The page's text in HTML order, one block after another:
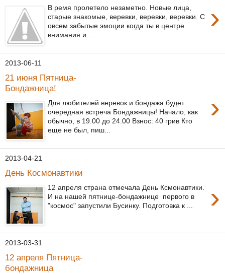
›
В ремя пролетело незаметно. Новые лица,
старые знакомые, веревки, веревки, веревки. С
овсем забытые эмоции когда ты в центре
внимания и...
2013-06-11
21 июня Пятница-
Бондажница!
›
Для любителей веревок и бондажа будет
очередная встреча Бондажницы! Начало, как
обычно, в 19.00 до 24.00 Взнос: 40 грив Кто
еще не был, пиш...
2013-04-21
День Космонавтики
›
12 апреля страна отмечала День Ксмонавтики.
И на нашей пятнице-бондажнице первого в
"космос" запустили Бусинку. Подготовка к ...
2013-03-31
12 апреля Пятница-
бондажница